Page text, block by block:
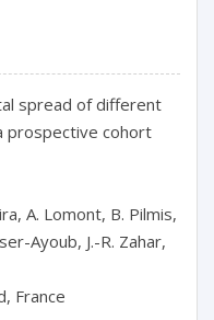
spread of different
prospective cohort
A. Lomont, B. Pilmis,
Ayoub, J.-R. Zahar,
France